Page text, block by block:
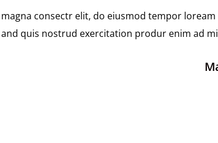
consectr elit, do eiusmod tempor
quis nostrud exercitation produr enim ad